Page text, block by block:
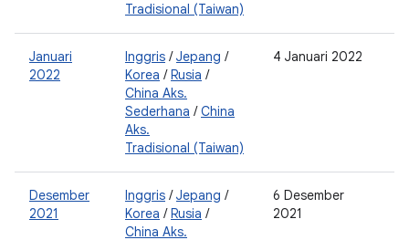
Tradisional (Taiwan)
Januari
2022
Inggris /Jepang /
Korea /Rusia /
China Aks.
Sederhana /China
Aks.
Tradisional (Taiwan)
4 Januari 2022
Desember
2021
Inggris /Jepang /
Korea /Rusia /
China Aks.
6 Desember
2021